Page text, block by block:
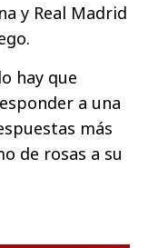
y Real Madrid
hay que
a una
más
de rosas a su